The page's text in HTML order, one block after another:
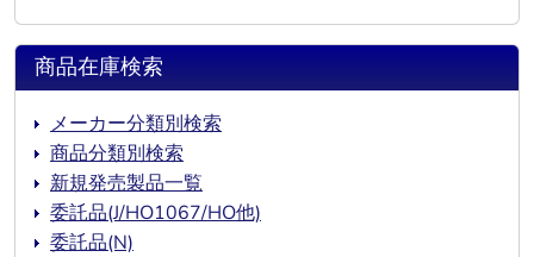
商品在庫検索
メーカー分類別検索
商品分類別検索
新規発売製品一覧
委託品(J/HO1067/HO他)
委託品(N)